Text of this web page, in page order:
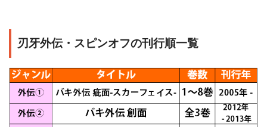
刃牙外伝・スピンオフの刊行順一覧